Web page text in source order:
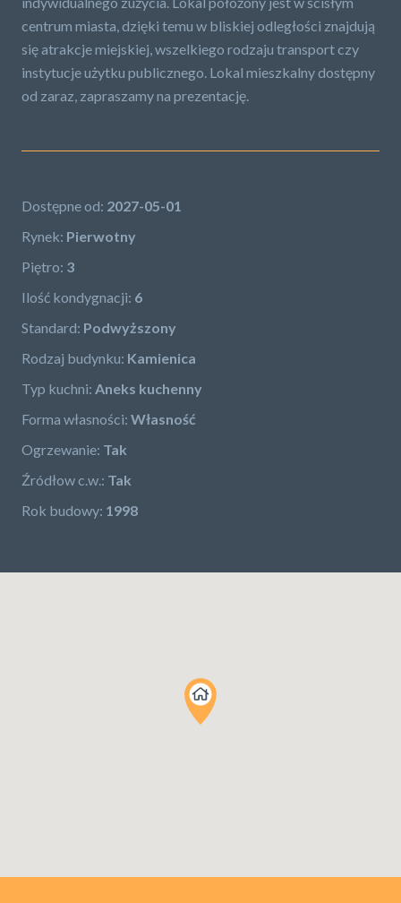
centrum miasta, dzięki temu w bliskiej odległości znajdują
się atrakcje miejskiej, wszelkiego rodzaju transport czy
instytucje użytku publicznego. Lokal mieszkalny dostępny
od zaraz, zapraszamy na prezentację.
Dostępne od: 2027-05-01
Rynek: Pierwotny
Piętro: 3
Ilość kondygnacji: 6
Standard: Podwyższony
Rodzaj budynku: Kamienica
Typ kuchni: Aneks kuchenny
Forma własności: Własność
Ogrzewanie: Tak
Źródłow c.w.: Tak
Rok budowy: 1998